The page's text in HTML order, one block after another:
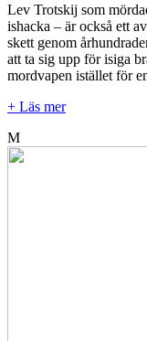
Lev Trotskij som
ishacka – är också ett
skett genom
att ta sig upp för isiga
mordvapen istället för
+ Läs mer
M